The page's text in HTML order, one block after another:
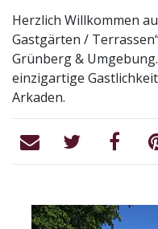
Herzlich Willkommen
Gastgärten /
Grünberg &
einzigartige
Arkaden.